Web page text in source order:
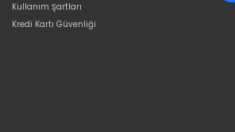
Kullanım Şartları
Kredi Kartı Güvenliği